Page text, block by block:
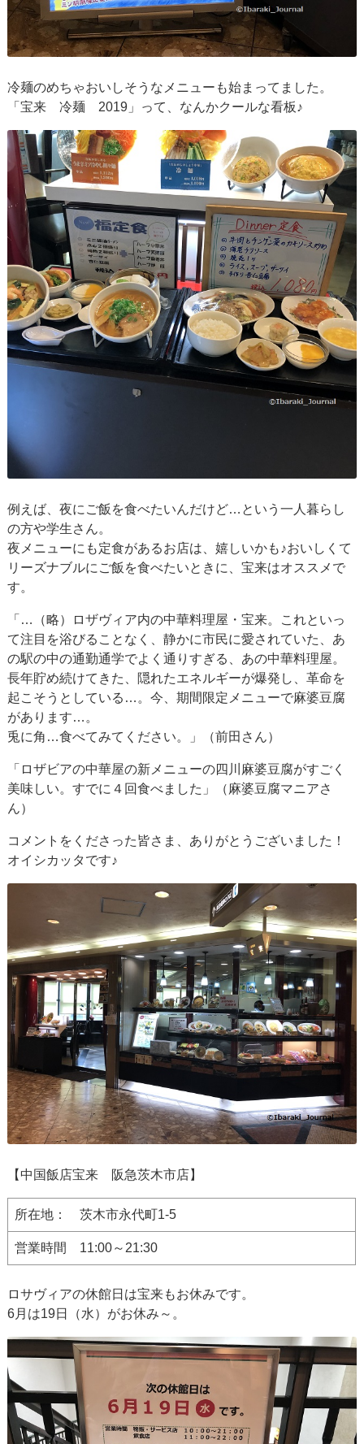
冷麺のめちゃおいしそうなメニューも始まってました。
「宝来 冷麺 2019」って、なんかクールな看板♪
例えば、夜にご飯を食べたいんだけど…という一人暮らし
の方や学生さん。
夜メニューにも定食があるお店は、嬉しいかも♪おいしくて
リーズナブルにご飯を食べたいときに、宝来はオススメで
す。
「…（略）ロザヴィア内の中華料理屋・宝来。これといっ
て注目を浴びることなく、静かに市民に愛されていた、あ
の駅の中の通勤通学でよく通りすぎる、あの中華料理屋。
長年貯め続けてきた、隠れたエネルギーが爆発し、革命を
起こそうとしている…。今、期間限定メニューで麻婆豆腐
があります…。
兎に角…食べてみてください。」（前田さん）
「ロザビアの中華屋の新メニューの四川麻婆豆腐がすごく
美味しい。すでに４回食べました」（麻婆豆腐マニアさ
ん）
コメントをくださった皆さま、ありがとうございました！
オイシカッタです♪
【中国飯店宝来 阪急茨木市店】
所在地： 茨木市永代町1-5
営業時間 11:00～21:30
ロサヴィアの休館日は宝来もお休みです。
6月は19日（水）がお休み～。